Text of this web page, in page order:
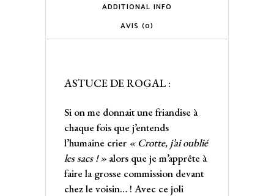
ADDITIONAL INFO
AVIS (0)
ASTUCE DE ROGAL :
Si on me donnait une friandise à
chaque fois que j’entends
l’humaine crier « Crotte, j’ai oublié
les sacs ! » alors que je m’apprête à
faire la grosse commission devant
chez le voisin… ! Avec ce joli